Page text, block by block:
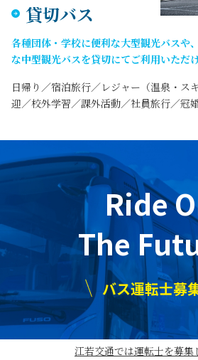
貸切バス
各種団体・学校に便利な⼤型観光バスや
な中型観光バスを貸切にてご利⽤いただ
⽇帰り／宿泊旅⾏／レジャー（温泉・ス
迎／校外学習／課外活動／社員旅⾏／
Ride
The
バス運転士募
江若交通では運転⼠を募集